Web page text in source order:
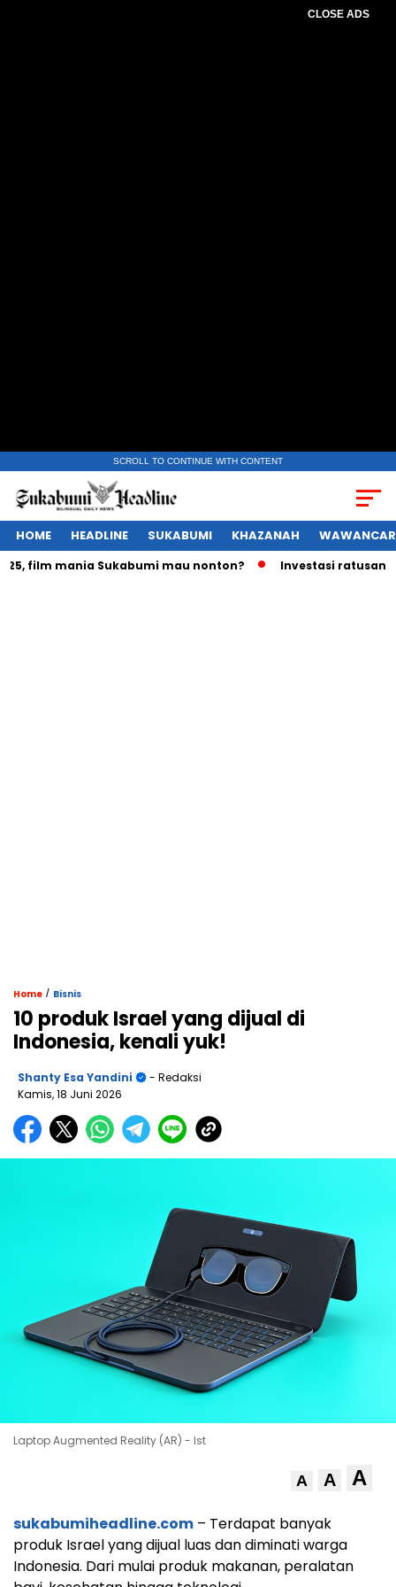
CLOSE ADS
SCROLL TO CONTINUE WITH CONTENT
HOME HEADLINE SUKABUMI KHAZANAH
Sukabumi mau nonton? Investasi ratusan triliun
Home / Bisnis
10 produk Israel yang dijual di
Indonesia, kenali yuk!
Shanty Esa Yandini
- Redaksi
Kamis, 18 Juni 2026
Laptop Augmented Reality (AR) - Ist
A A A
sukabumiheadline.com – Terdapat banyak
produk Israel yang dijual luas dan diminati warga
Indonesia. Dari mulai produk makanan, peralatan